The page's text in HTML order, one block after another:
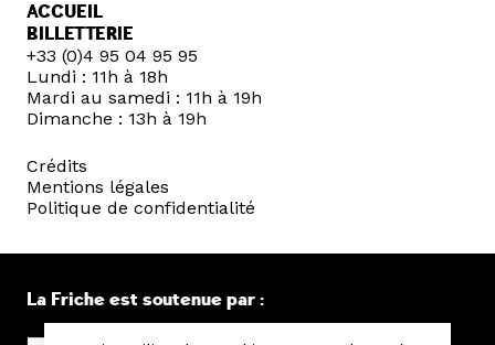
ACCUEIL
BILLETTERIE
+33 (0)4 95 04 95 95
Lundi : 11h à 18h
Mardi au samedi : 11h à 19h
Dimanche : 13h à 19h
Crédits
Mentions légales
Politique de confidentialité
La Friche est soutenue par :